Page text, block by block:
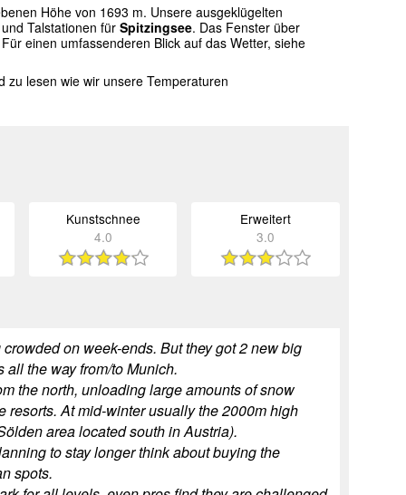
Höhe von 1693 m. Unsere ausgeklügelten
Talstationen für Spitzingsee. Das Fenster über
einen umfassenderen Blick auf das Wetter, siehe
lesen wie wir unsere Temperaturen
Kunstschnee
4.0
Erweitert
3.0
on week-ends. But they got 2 new big
all the way from/to Munich.
the north, unloading large amounts of snow
At mid-winter usually the 2000m high
area located south in Austria).
to stay longer think about buying the
spots.